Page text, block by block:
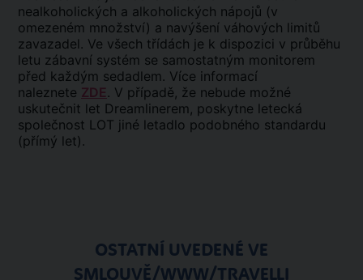
nealkoholických a alkoholických nápojů (v
omezeném množství) a navýšení váhových limitů
zavazadel. Ve všech třídách je k dispozici v průběhu
letu zábavní systém se samostatným monitorem
před každým sedadlem. Více informací
naleznete ZDE . V případě, že nebude možné
uskutečnit let Dreamlinerem, poskytne letecká
společnost LOT jiné letadlo podobného standardu
(přímý let).
OSTATNÍ UVEDENÉ VE
SMLOUVĚ/WWW/TRAVELLI